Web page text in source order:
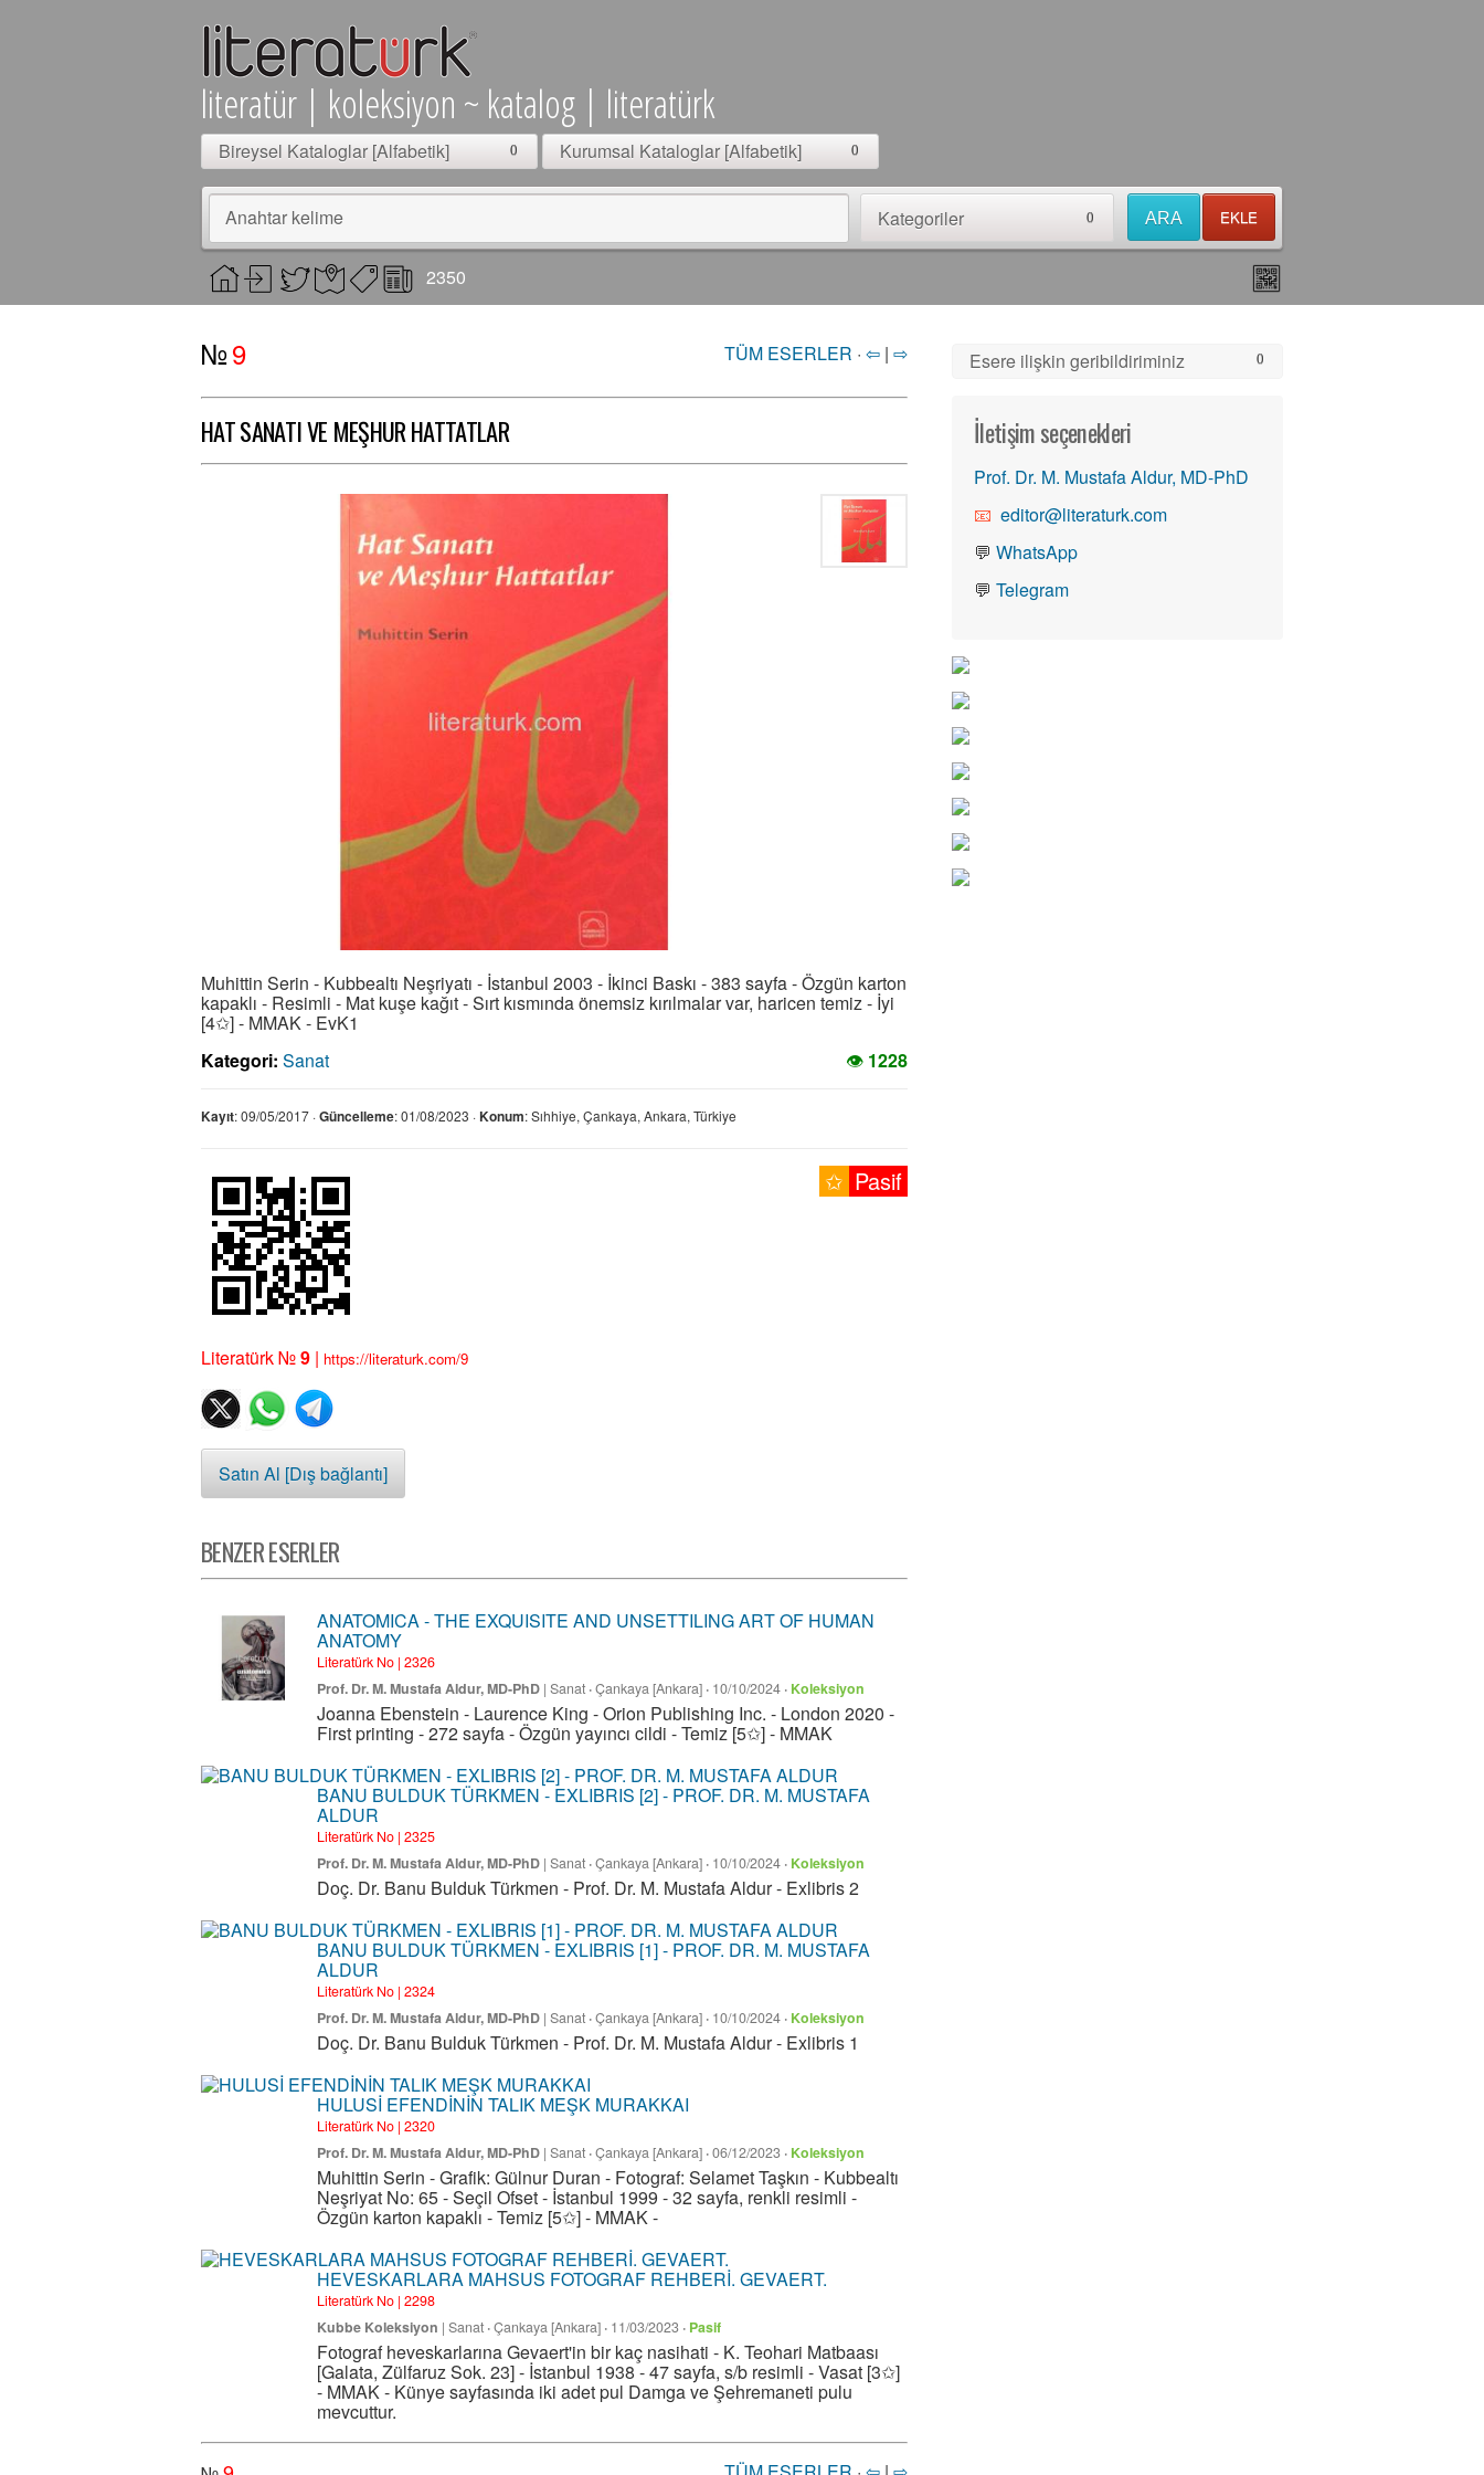
literatür | koleksiyon ~ katalog | literatürk
Bireysel Kataloglar [Alfabetik] 0 Kurumsal Kataloglar [Alfabetik] 0
Anahtar kelime Kategoriler 0 ARA EKLE
2350
№9 TÜM ESERLER · ⇦ | ⇨
HAT SANATI VE MEŞHUR HATTATLAR
Muhittin Serin - Kubbealtı Neşriyatı - İstanbul 2003 - İkinci Baskı - 383 sayfa - Özgün karton
kapaklı - Resimli - Mat kuşe kağıt - Sırt kısmında önemsiz kırılmalar var, haricen temiz - İyi
[4✩] - MMAK - EvK1
Kategori: Sanat 👁 1228
Kayıt: 09/05/2017 ·Güncelleme: 01/08/2023 ·Konum: Sıhhiye, Çankaya, Ankara, Türkiye
Pasif
✩
Literatürk №9 | https://literaturk.com/9
Satın Al [Dış bağlantı]
BENZER ESERLER
ANATOMICA - THE EXQUISITE AND UNSETTILING ART OF HUMAN
ANATOMY
Literatürk No | 2326
Prof. Dr. M. Mustafa Aldur, MD-PhD | Sanat ·Çankaya [Ankara] · 10/10/2024 · Koleksiyon
Joanna Ebenstein - Laurence King - Orion Publishing Inc. - London 2020 -
First printing - 272 sayfa - Özgün yayıncı cildi - Temiz [5✩] - MMAK
BANU BULDUK TÜRKMEN - EXLIBRIS [2] - PROF. DR. M. MUSTAFA
ALDUR
Literatürk No | 2325
Prof. Dr. M. Mustafa Aldur, MD-PhD | Sanat ·Çankaya [Ankara] · 10/10/2024 · Koleksiyon
Doç. Dr. Banu Bulduk Türkmen - Prof. Dr. M. Mustafa Aldur - Exlibris 2
BANU BULDUK TÜRKMEN - EXLIBRIS [1] - PROF. DR. M. MUSTAFA
ALDUR
Literatürk No | 2324
Prof. Dr. M. Mustafa Aldur, MD-PhD | Sanat ·Çankaya [Ankara] · 10/10/2024 · Koleksiyon
Doç. Dr. Banu Bulduk Türkmen - Prof. Dr. M. Mustafa Aldur - Exlibris 1
HULUSİ EFENDİNİN TALIK MEŞK MURAKKAI
Literatürk No | 2320
Prof. Dr. M. Mustafa Aldur, MD-PhD | Sanat ·Çankaya [Ankara] ·06/12/2023 · Koleksiyon
Muhittin Serin - Grafik: Gülnur Duran - Fotograf: Selamet Taşkın - Kubbealtı
Neşriyat No: 65 - Seçil Ofset - İstanbul 1999 - 32 sayfa, renkli resimli -
Özgün karton kapaklı - Temiz [5✩] - MMAK -
HEVESKARLARA MAHSUS FOTOGRAF REHBERİ. GEVAERT.
Literatürk No | 2298
Kubbe Koleksiyon | Sanat ·Çankaya [Ankara] · 11/03/2023 · Pasif
Fotograf heveskarlarına Gevaert'in bir kaç nasihati - K. Teohari Matbaası
[Galata, Zülfaruz Sok. 23] - İstanbul 1938 - 47 sayfa, s/b resimli - Vasat [3✩]
- MMAK - Künye sayfasında iki adet pul Damga ve Şehremaneti pulu
mevcuttur.
Esere ilişkin geribildiriminiz 0
İletişim seçenekleri
Prof. Dr. M. Mustafa Aldur, MD-PhD
editor@literaturk.com
💬 WhatsApp
💬 Telegram